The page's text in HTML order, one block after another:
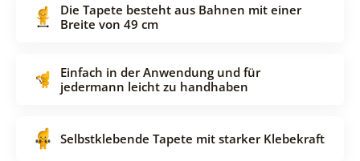
Die Tapete besteht aus Bahnen mit einer
Breite von 49 cm
Einfach in der Anwendung und für
jedermann leicht zu handhaben
Selbstklebende Tapete mit starker Klebekraft